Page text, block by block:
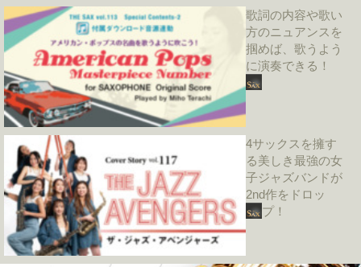
歌詞の内容や歌い
方のニュアンスを
掴めば、歌うよう
に演奏できる！
4サックスを擁す
る美しき最強の女
子ジャズバンドが
2nd作をドロッ
プ！